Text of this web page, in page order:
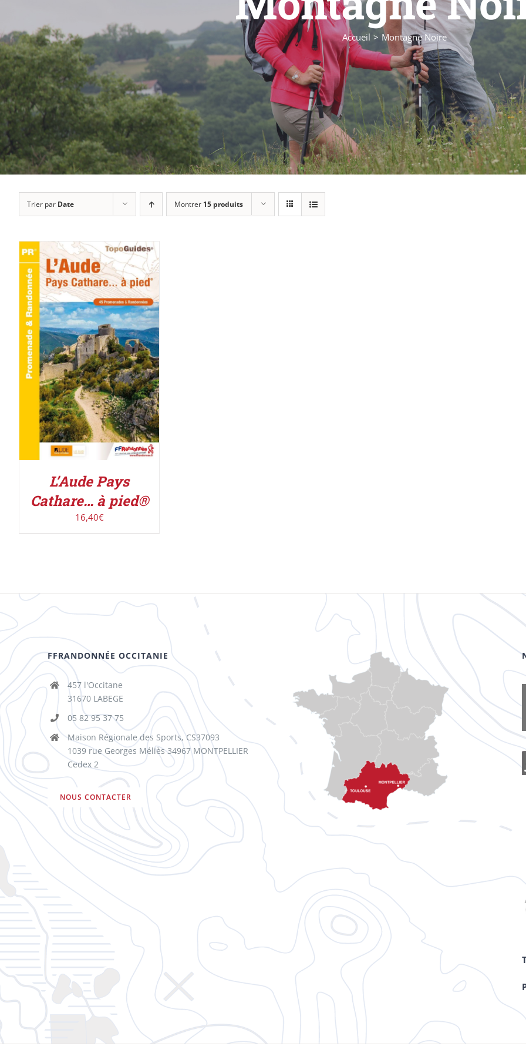
Accueil Montagne Noire
Trier par Date Montrer 15 produits
AJOUTER AU PANIER
/
DÉTAILS
L’Aude Pays
Cathare… à pied®
16,40€
FFRANDONNÉE OCCITANIE
457 l'Occitane
31670 LABEGE
05 82 95 37 75
Maison Régionale des Sports, CS37093
1039 rue Georges Méliès 34967 MONTPELLIER
Cedex 2
NOUS CONTACTER